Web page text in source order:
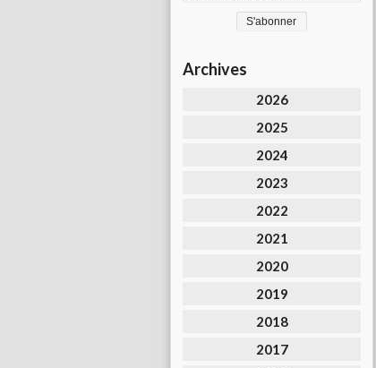
Archives
2026
2025
2024
2023
2022
2021
2020
2019
2018
2017